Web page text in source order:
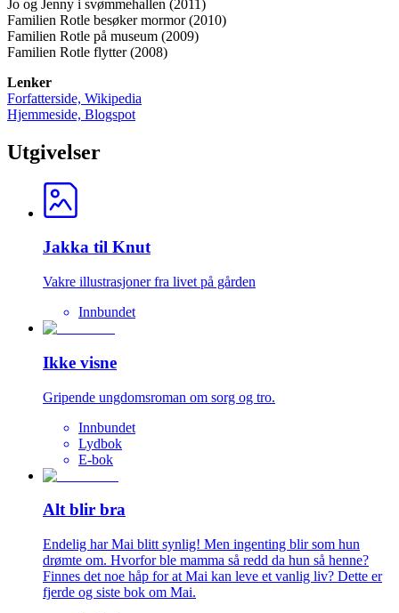
Jo og Jenny i svømmehallen (2011)
Familien Rotle besøker mormor (2010)
Familien Rotle på museum (2009)
Familien Rotle flytter (2008)
Lenker
Forfatterside, Wikipedia
Hjemmeside, Blogspot
Utgivelser
Jakka til Knut
Vakre illustrasjoner fra livet på gården
Innbundet
Ikke visne
Gripende ungdomsroman om sorg og tro.
Innbundet
Lydbok
E-bok
Alt blir bra
Endelig har Mai blitt synlig! Men ingenting blir som hun
drømte om. Hvorfor ble mamma så redd da hun så henne?
Finnes det noe håp for at Mai kan leve et vanlig liv? Dette er
fjerde og siste bok om Mai.